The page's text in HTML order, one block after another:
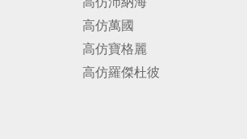
高仿萬國
高仿寶格麗
高仿羅傑杜彼